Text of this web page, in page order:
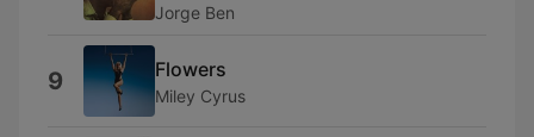
Jorge Ben
9 Flowers
Miley Cyrus